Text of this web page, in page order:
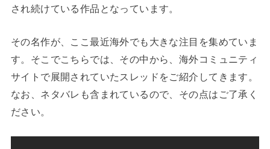
され続けている作品となっています。
その名作が、ここ最近海外でも大きな注目を集めていま
す。そこでこちらでは、その中から、海外コミュニティ
サイトで展開されていたスレッドをご紹介してきます。
なお、ネタバレも含まれているので、その点はご了承く
ださい。